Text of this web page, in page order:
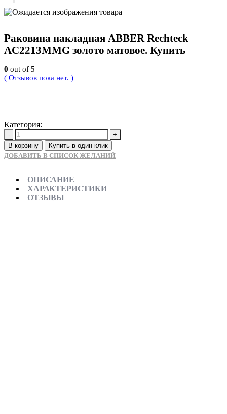
Раковина накладная ABBER Rechteck
AC2213MMG золото матовое. Купить
0 out of 5
( Отзывов пока нет. )
Категория:
-
+
В корзину
Купить в один клик
ДОБАВИТЬ В СПИСОК ЖЕЛАНИЙ
ОПИСАНИЕ
ХАРАКТЕРИСТИКИ
ОТЗЫВЫ